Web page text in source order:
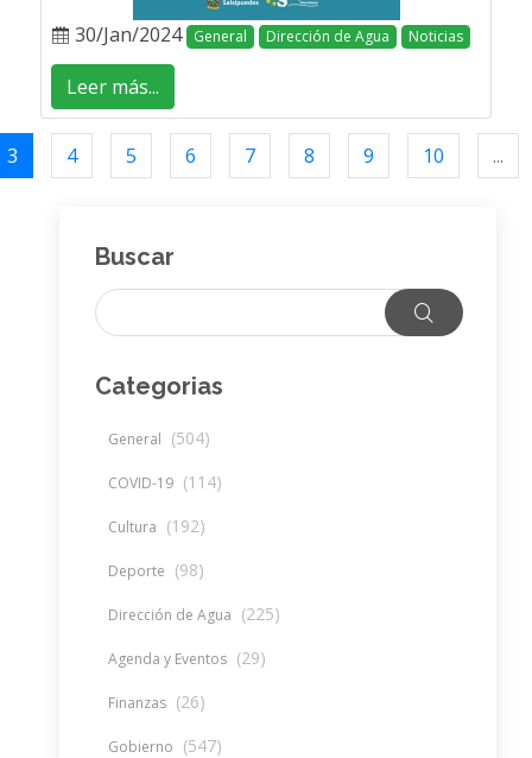
30/Jan/2024 General Dirección de Agua Noticias
Leer más...
3 4 5 6 7 8 9 10 ...
Buscar
Categorias
General (504)
COVID-19 (114)
Cultura (192)
Deporte (98)
Dirección de Agua (225)
Agenda y Eventos (29)
Finanzas (26)
Gobierno (547)